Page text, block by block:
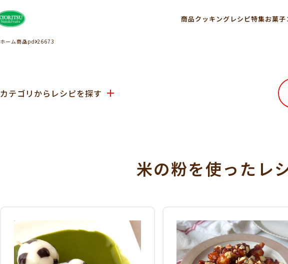
商品クッキングレシピ特集お菓
ホーム商品pd-26673
カテゴリから レシピを探す
米の粉を使った レ